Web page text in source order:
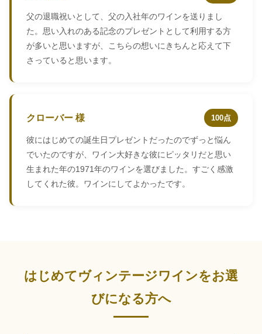
父の退職祝いとして、父の入社年のワインを送りまし
た。思い入れのある記念のプレゼントとして利用する方
が多いと思いますが、こちらの想いにきちんと応えて下
さっていると思います。
クローバー 様 100点
彼にはじめての誕生日プレゼントだったのでずっと悩ん
でいたのですが、ワイン大好きな彼にピッタリだと思い
生まれた年の1971年のワインを選びました。すごく感激
してくれた彼。ワインにしてよかったです。
はじめてヴィンテージワインをお選
びになる方へ